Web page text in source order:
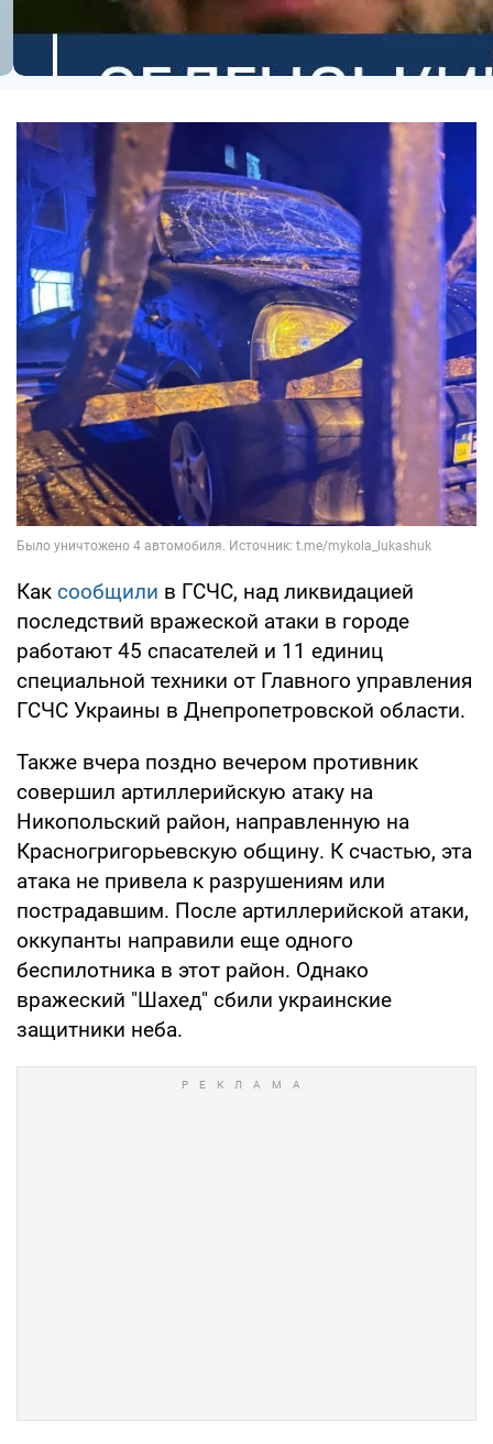
Как сообщили в ГСЧС, над ликвидацией
последствий вражеской атаки в городе
работают 45 спасателей и 11 единиц
специальной техники от Главного управления
ГСЧС Украины в Днепропетровской области.
Также вчера поздно вечером противник
совершил артиллерийскую атаку на
Никопольский район, направленную на
Красногригорьевскую общину. К счастью, эта
атака не привела к разрушениям или
пострадавшим. После артиллерийской атаки,
оккупанты направили еще одного
беспилотника в этот район. Однако
вражеский "Шахед" сбили украинские
защитники неба.